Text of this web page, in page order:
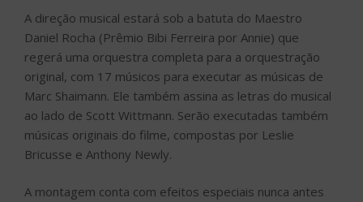
A direção musical estará sob a batuta do Maestro
Daniel Rocha (Prêmio Bibi Ferreira por Annie) que
regerá uma orquestra completa para a orquestração
original, com 17 músicos para executar as músicas de
Marc Shaimann. Ele também assina as letras do musical
ao lado de Scott Wittmann. Serão executadas também
músicas originais do filme, compostas por Leslie
Bricusse e Anthony Newly.
A montagem conta com efeitos especiais nunca antes